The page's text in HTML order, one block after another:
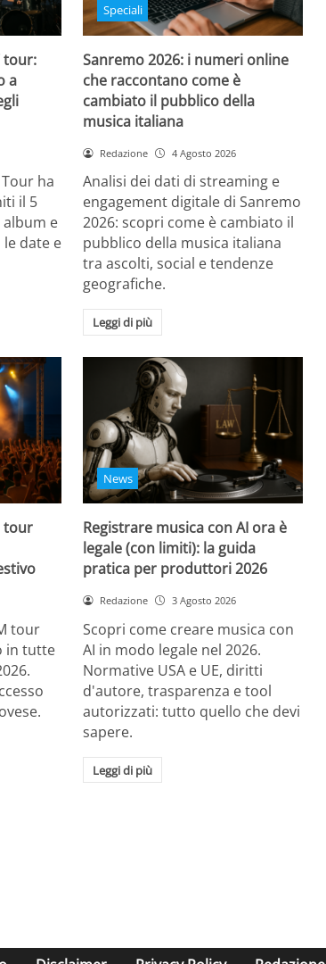
tour:
a
ha
il 5
album e
date e
Speciali
Sanremo 2026: i numeri online
che raccontano come è
cambiato il pubblico della
musica italiana
Redazione 4 Agosto 2026
Analisi dei dati di streaming e
engagement digitale di Sanremo
2026: scopri come è cambiato il
pubblico della musica italiana
tra ascolti, social e tendenze
geografiche.
Leggi di più
tour
tour
in tutte
News
Registrare musica con AI ora è
legale (con limiti): la guida
pratica per produttori 2026
Redazione 3 Agosto 2026
Scopri come creare musica con
AI in modo legale nel 2026.
Normative USA e UE, diritti
d'autore, trasparenza e tool
autorizzati: tutto quello che devi
sapere.
Leggi di più